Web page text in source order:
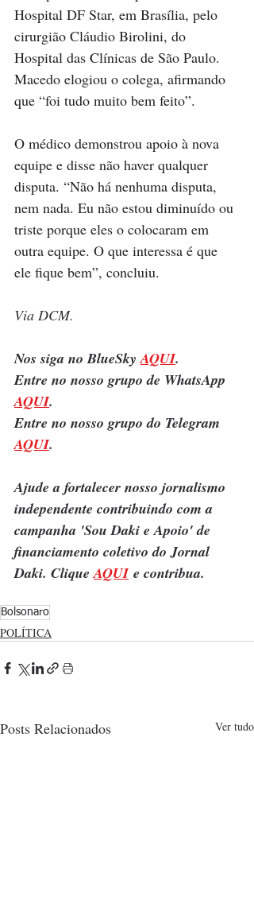
Hospital DF Star, em Brasília, pelo
cirurgião Cláudio Birolini, do
Hospital das Clínicas de São Paulo.
Macedo elogiou o colega, afirmando
que “foi tudo muito bem feito”.
O médico demonstrou apoio à nova
equipe e disse não haver qualquer
disputa. “Não há nenhuma disputa,
nem nada. Eu não estou diminuído ou
triste porque eles o colocaram em
outra equipe. O que interessa é que
ele fique bem”, concluiu.
Via DCM.
Nos siga no BlueSky AQUI.
Entre no nosso grupo de WhatsApp
AQUI.
Entre no nosso grupo do Telegram
AQUI.
Ajude a fortalecer nosso jornalismo
independente contribuindo com a
campanha 'Sou Daki e Apoio' de
financiamento coletivo do Jornal
Daki. Clique AQUI e contribua.
Bolsonaro
POLÍTICA
Posts Relacionados Ver tudo